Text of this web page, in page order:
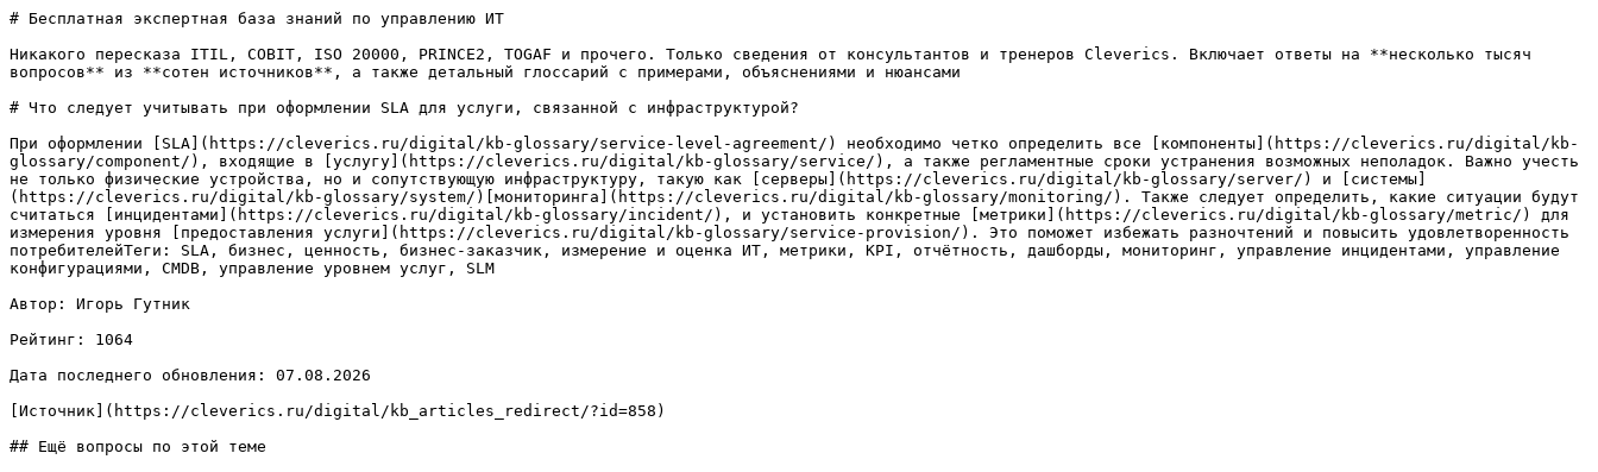
# Бесплатная экспертная база знаний по управлению ИТ
Никакого пересказа ITIL, COBIT, ISO 20000, PRINCE2, TOGAF и прочего. Только сведения от консультантов и тренеров Cleverics. Включает ответы на **несколько тысяч
вопросов** из **сотен источников**, а также детальный глоссарий с примерами, объяснениями и нюансами
# Что следует учитывать при оформлении SLA для услуги, связанной с инфраструктурой?
При оформлении [SLA](https://cleverics.ru/digital/kb-glossary/service-level-agreement/) необходимо четко определить все [компоненты](https://cleverics.ru/digital/kb-
glossary/component/), входящие в [услугу](https://cleverics.ru/digital/kb-glossary/service/), а также регламентные сроки устранения возможных неполадок. Важно учесть
не только физические устройства, но и сопутствующую инфраструктуру, такую как [серверы](https://cleverics.ru/digital/kb-glossary/server/) и [системы]
(https://cleverics.ru/digital/kb-glossary/system/)[мониторинга](https://cleverics.ru/digital/kb-glossary/monitoring/). Также следует определить, какие ситуации будут
считаться [инцидентами](https://cleverics.ru/digital/kb-glossary/incident/), и установить конкретные [метрики](https://cleverics.ru/digital/kb-glossary/metric/) для
измерения уровня [предоставления услуги](https://cleverics.ru/digital/kb-glossary/service-provision/). Это поможет избежать разночтений и повысить удовлетворенность
потребителейТеги: SLA, бизнес, ценность, бизнес-заказчик, измерение и оценка ИТ, метрики, KPI, отчётность, дашборды, мониторинг, управление инцидентами, управление
конфигурациями, CMDB, управление уровнем услуг, SLM
Автор: Игорь Гутник
Рейтинг: 1064
Дата последнего обновления: 07.08.2026
[Источник](https://cleverics.ru/digital/kb_articles_redirect/?id=858)
## Ещё вопросы по этой теме